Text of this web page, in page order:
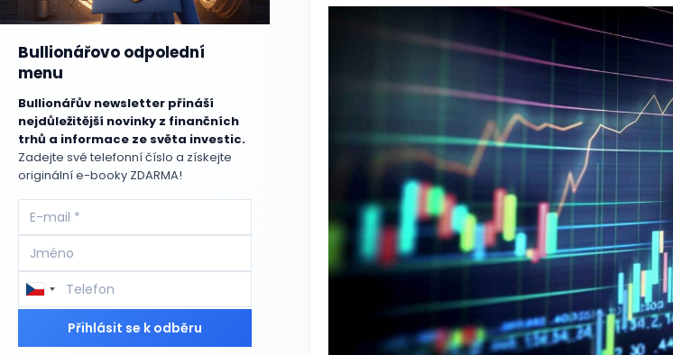
Bullionářovo odpolední
menu
Bullionářův newsletter přináší
nejdůležitější novinky z finančních
trhů a informace ze světa investic.
Zadejte své telefonní číslo a získejte
originální e-booky ZDARMA!
Přihlásit se k odběru